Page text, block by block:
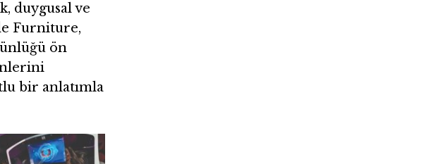
duygusal ve
Furniture,
ön
bir anlatımla